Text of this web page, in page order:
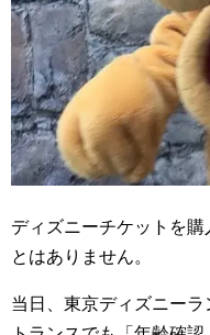
ディズニーチケットを
とはありません。
当日、東京ディズニー